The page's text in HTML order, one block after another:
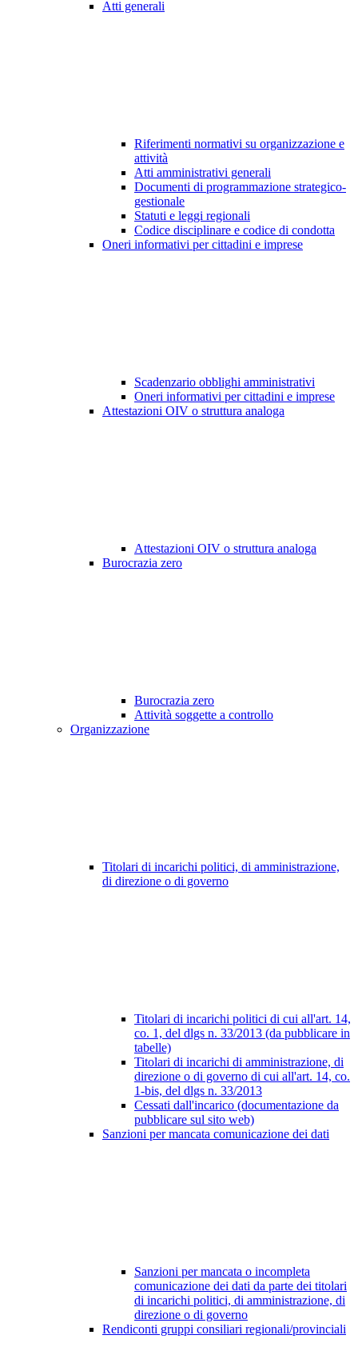
Atti generali
Riferimenti normativi su organizzazione e
attività
Atti amministrativi generali
Documenti di programmazione strategico-
gestionale
Statuti e leggi regionali
Codice disciplinare e codice di condotta
Oneri informativi per cittadini e imprese
Scadenzario obblighi amministrativi
Oneri informativi per cittadini e imprese
Attestazioni OIV o struttura analoga
Attestazioni OIV o struttura analoga
Burocrazia zero
Burocrazia zero
Attività soggette a controllo
Organizzazione
Titolari di incarichi politici, di amministrazione,
di direzione o di governo
Titolari di incarichi politici di cui all'art. 14,
co. 1, del dlgs n. 33/2013 (da pubblicare in
tabelle)
Titolari di incarichi di amministrazione, di
direzione o di governo di cui all'art. 14, co.
1-bis, del dlgs n. 33/2013
Cessati dall'incarico (documentazione da
pubblicare sul sito web)
Sanzioni per mancata comunicazione dei dati
Sanzioni per mancata o incompleta
comunicazione dei dati da parte dei titolari
di incarichi politici, di amministrazione, di
direzione o di governo
Rendiconti gruppi consiliari regionali/provinciali